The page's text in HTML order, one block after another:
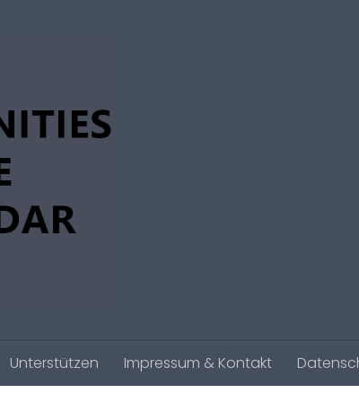
Unterstützen Impressum & Kontakt